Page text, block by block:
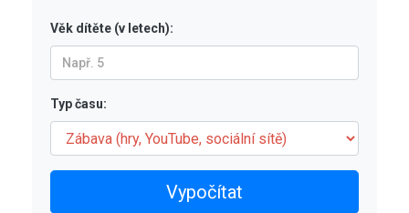
Věk dítěte (v letech):
Typ času:
Vypočítat